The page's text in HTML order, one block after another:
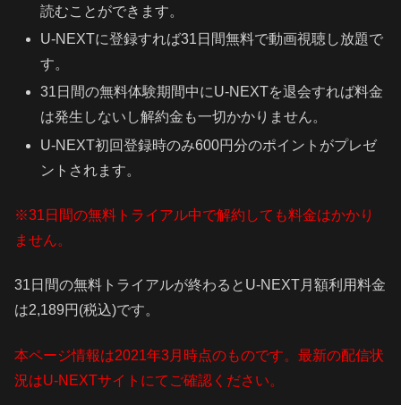
読むことができます。
U-NEXTに登録すれば31日間無料で動画視聴し放題で
す。
31日間の無料体験期間中にU-NEXTを退会すれば料金
は発生しないし解約金も一切かかりません。
U-NEXT初回登録時のみ600円分のポイントがプレゼ
ントされます。
※31日間の無料トライアル中で解約しても料金はかかり
ません。
31日間の無料トライアルが終わるとU-NEXT月額利用料金
は2,189円(税込)です。
本ページ情報は2021年3月時点のものです。最新の配信状
況はU-NEXTサイトにてご確認ください。